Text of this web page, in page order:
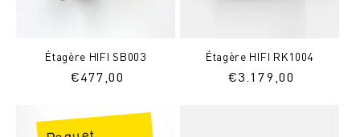
Étagère HIFI SB003
Prix
€477,00
Étagère HIFI RK1004
Prix
€3.179,00